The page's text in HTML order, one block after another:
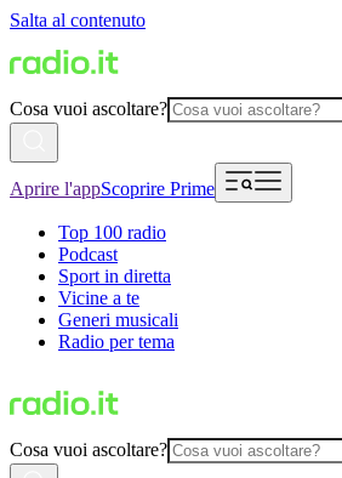
Salta al contenuto
Cosa vuoi ascoltare?
Aprire l'appScoprire Prime
Top 100 radio
Podcast
Sport in diretta
Vicine a te
Generi musicali
Radio per tema
Cosa vuoi ascoltare?